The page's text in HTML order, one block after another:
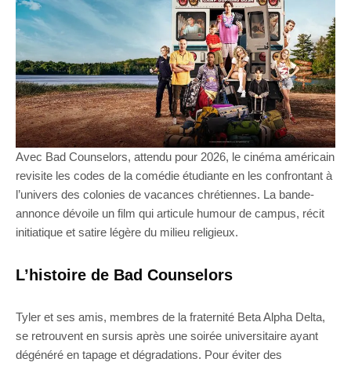
Avec Bad Counselors, attendu pour 2026, le cinéma américain
revisite les codes de la comédie étudiante en les confrontant à
l’univers des colonies de vacances chrétiennes. La bande-
annonce dévoile un film qui articule humour de campus, récit
initiatique et satire légère du milieu religieux.
L’histoire de Bad Counselors
Tyler et ses amis, membres de la fraternité Beta Alpha Delta,
se retrouvent en sursis après une soirée universitaire ayant
dégénéré en tapage et dégradations. Pour éviter des